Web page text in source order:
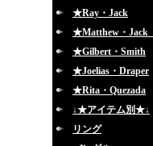
★Ray・Jack
★Matthew・Jack
★Gilbert・Smith
★Joelias・Draper
★Rita・Quezada
↓★アイテム別★↓
リング